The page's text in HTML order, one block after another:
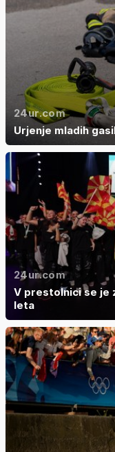
24ur.com
Urjenje mladih
24ur.com
V prestolnici se je
leta